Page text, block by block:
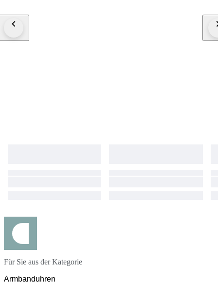
Für Sie aus der Kategorie
Armbanduhren